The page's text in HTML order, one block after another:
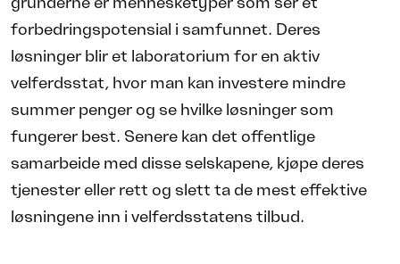
forbedringspotensial i samfunnet. Deres
løsninger blir et laboratorium for en aktiv
velferdsstat, hvor man kan investere mindre
summer penger og se hvilke løsninger som
fungerer best. Senere kan det offentlige
samarbeide med disse selskapene, kjøpe deres
tjenester eller rett og slett ta de mest effektive
løsningene inn i velferdsstatens tilbud.